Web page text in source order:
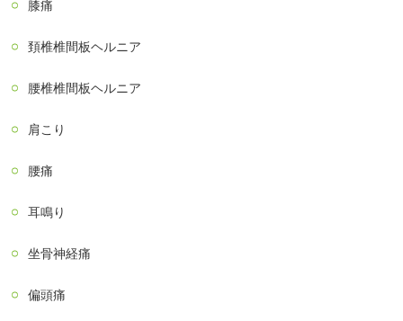
膝痛
頚椎椎間板ヘルニア
腰椎椎間板ヘルニア
肩こり
腰痛
耳鳴り
坐骨神経痛
偏頭痛